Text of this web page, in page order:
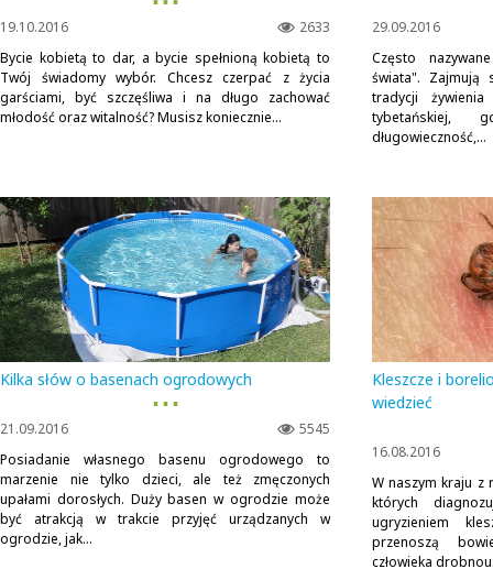
2633
19.10.2016
Bycie kobietą to dar, a bycie spełnioną kobietą to
Twój świadomy wybór. Chcesz czerpać z życia
garściami, być szczęśliwa i na długo zachować
młodość oraz witalność? Musisz koniecznie...
29.09.2016
Często
świata". Zajmują
tradycji
tybetańskiej,
długowieczność,...
Kilka słów o basenach ogrodowych
▪ ▪ ▪
5545
21.09.2016
Posiadanie własnego basenu ogrodowego to
marzenie nie tylko dzieci, ale też zmęczonych
upałami dorosłych. Duży basen w ogrodzie może
być atrakcją w trakcie przyjęć urządzanych w
ogrodzie, jak...
Kleszcze i
wiedzieć
16.08.2016
W naszym kraju z
których
ugryzieniem
przenoszą
człowieka